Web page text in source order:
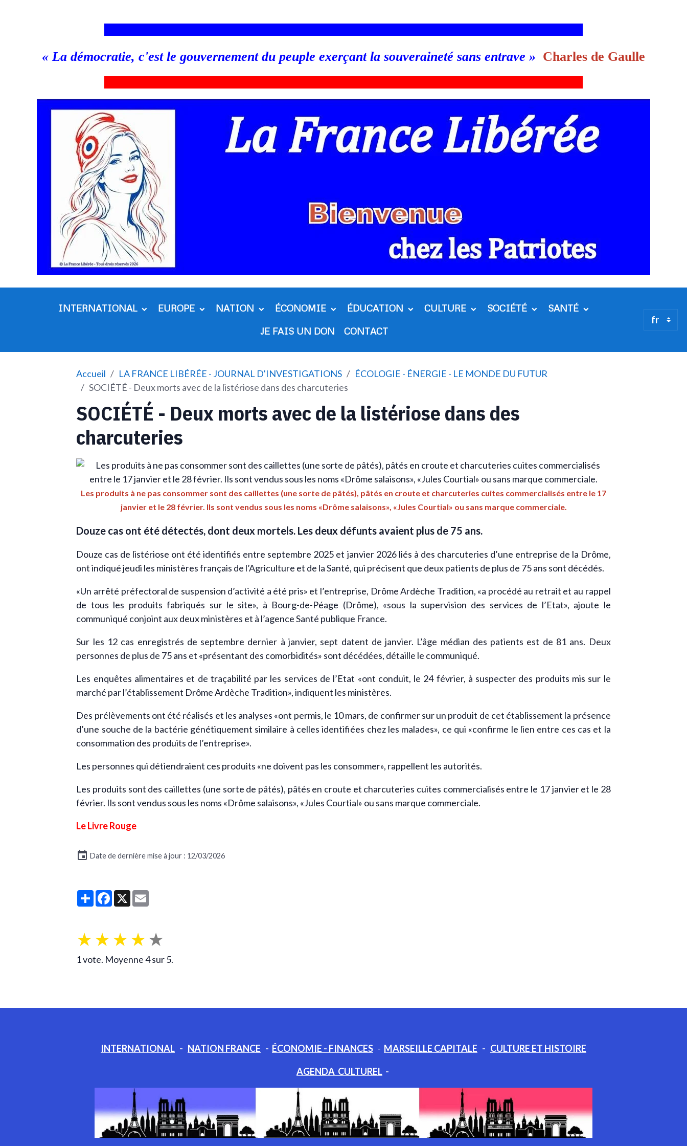
«La démocratie, c'est le gouvernement du peuple exerçant la souveraineté sans entrave » Charles de Gaulle
INTERNATIONAL EUROPE NATION ÉCONOMIE ÉDUCATION CULTURE SOCIÉTÉ SANTÉ
JE FAIS UN DON CONTACT
Accueil LA FRANCE LIBÉRÉE - JOURNAL D'INVESTIGATIONS
ÉCOLOGIE - ÉNERGIE - LE MONDE DU FUTUR
SOCIÉTÉ - Deux morts avec de la listériose dans des charcuteries
SOCIÉTÉ - Deux morts avec de la listériose dans des
charcuteries
Les produits à ne pas consommer sont des caillettes (une sorte de pâtés), pâtés en croute et charcuteries cuites commercialisés entre le 17
janvier et le 28 février. Ils sont vendus sous les noms «Drôme salaisons», «Jules Courtial» ou sans marque commerciale.
Douze cas ont été détectés, dont deux mortels. Les deux défunts avaient plus de 75 ans.
Douze cas de listériose ont été identifiés entre septembre 2025 et janvier 2026 liés à des charcuteries d’une entreprise de la Drôme,
ont indiqué jeudi les ministères français de l’Agriculture et de la Santé, qui précisent que deux patients de plus de 75 ans sont décédés.
«Un arrêté préfectoral de suspension d’activité a été pris» et l’entreprise, Drôme Ardèche Tradition, «a procédé au retrait et au rappel
de tous les produits fabriqués sur le site», à Bourg-de-Péage (Drôme), «sous la supervision des services de l’Etat», ajoute le
communiqué conjoint aux deux ministères et à l’agence Santé publique France.
Sur les 12 cas enregistrés de septembre dernier à janvier, sept datent de janvier. L’âge médian des patients est de 81 ans. Deux
personnes de plus de 75 ans et «présentant des comorbidités» sont décédées, détaille le communiqué.
Les enquêtes alimentaires et de traçabilité par les services de l’Etat «ont conduit, le 24 février, à suspecter des produits mis sur le
marché par l’établissement Drôme Ardèche Tradition», indiquent les ministères.
Des prélèvements ont été réalisés et les analyses «ont permis, le 10 mars, de confirmer sur un produit de cet établissement la présence
d’une souche de la bactérie génétiquement similaire à celles identifiées chez les malades», ce qui «confirme le lien entre ces cas et la
consommation des produits de l’entreprise».
Les personnes qui détiendraient ces produits «ne doivent pas les consommer», rappellent les autorités.
Les produits sont des caillettes (une sorte de pâtés), pâtés en croute et charcuteries cuites commercialisés entre le 17 janvier et le 28
février. Ils sont vendus sous les noms «Drôme salaisons», «Jules Courtial» ou sans marque commerciale.
Le Livre Rouge
Date de dernière mise à jour : 12/03/2026
PartagerFacebook
X
★★★★★
1vote. Moyenne4sur 5.
INTERNATIONAL - NATION FRANCE - ÉCONOMIE - FINANCES - MARSEILLE CAPITALE - CULTURE ET HISTOIRE
AGENDA CULTUREL -